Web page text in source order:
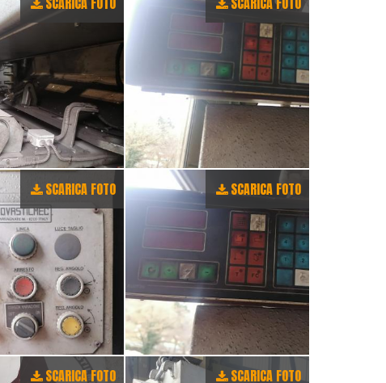
SCARICA FOTO SCARICA FOTO
SCARICA FOTO SCARICA FOTO